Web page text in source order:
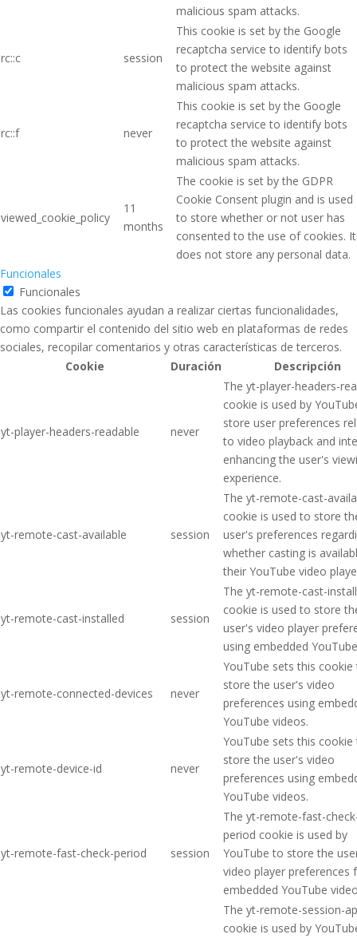
malicious spam attacks.
rc::c session
This cookie is set by the Google
recaptcha service to identify bots
to protect the website against
malicious spam attacks.
rc::f never
This cookie is set by the Google
recaptcha service to identify bots
to protect the website against
malicious spam attacks.
viewed_cookie_policy
11
months
The cookie is set by the GDPR
Cookie Consent plugin and is used
to store whether or not user has
consented to the use of cookies. It
does not store any personal data.
Funcionales
Funcionales
Las cookies funcionales ayudan a realizar ciertas funcionalidades,
como compartir el contenido del sitio web en plataformas de redes
sociales, recopilar comentarios y otras características de terceros.
Cookie
Duración Descripción
yt-player-headers-readable never
The yt-player-headers-
cookie is used by
store user preferences
to video playback and
enhancing the user's
experience.
yt-remote-cast-available session
The yt-remote-cast-
cookie is used to store
user's preferences
whether casting is
their YouTube video
yt-remote-cast-installed session
The yt-remote-cast-
cookie is used to store
user's video player
using embedded
yt-remote-connected-devices never
YouTube sets this cookie
store the user's video
preferences using
YouTube videos.
yt-remote-device-id never
YouTube sets this cookie
store the user's video
preferences using
YouTube videos.
yt-remote-fast-check-period session
The yt-remote-fast-
period cookie is used by
YouTube to store the
video player preferences
embedded YouTube
The yt-remote-session-
cookie is used by